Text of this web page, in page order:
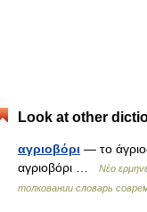
Look at other
αγριοβόρι — το
αγριοβόρι …
Νέο
толковании словарь